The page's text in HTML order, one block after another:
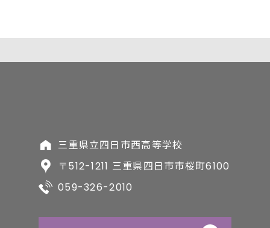
三重県立四日市西高等学校
〒512-1211 三重県四日市市桜町6100
059-326-2010